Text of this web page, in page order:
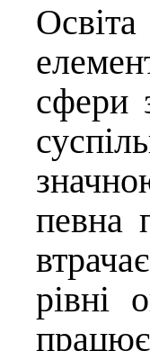
сфери
певна
рівні